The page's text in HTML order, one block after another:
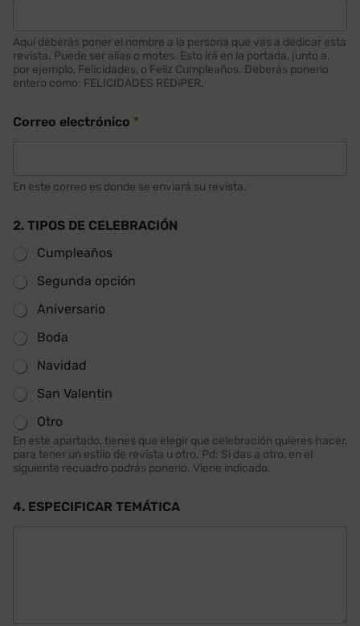
Aquí deberás poner el nombre a la persona que vas a dedicar esta
revista. Puede ser alias o motes. Esto irá en la portada, junto a,
por ejemplo, Felicidades, o Feliz Cumpleaños. Deberás ponerlo
entero como: FELICIDADES REDiPER.
Correo electrónico *
En este correo es donde se enviará su revista.
2. TIPOS DE CELEBRACIÓN
Cumpleaños
Segunda opción
Aniversario
Boda
Navidad
San Valentin
Otro
En este apartado, tienes que elegir que celebración quieres hacer,
para tener un estilo de revista u otro. Pd: Si das a otro, en el
siguiente recuadro podrás ponerlo. Viene indicado.
4. ESPECIFICAR TEMÁTICA